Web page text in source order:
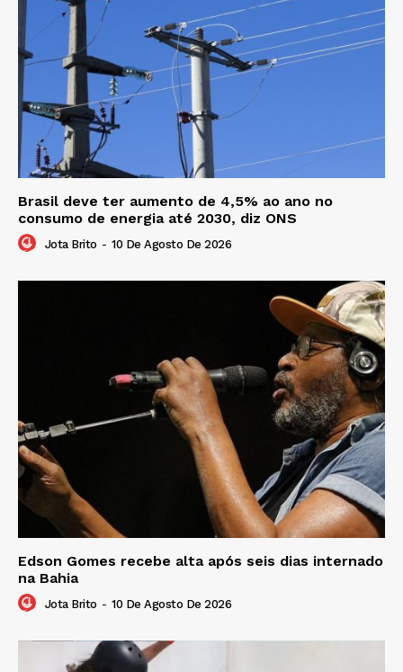
Brasil deve ter aumento de 4,5% ao ano no
consumo de energia até 2030, diz ONS
Jota Brito - 10 De Agosto De 2026
Edson Gomes recebe alta após seis dias internado
na Bahia
Jota Brito - 10 De Agosto De 2026